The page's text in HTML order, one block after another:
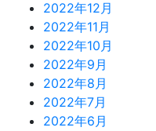
2022年12月
2022年11月
2022年10月
2022年9月
2022年8月
2022年7月
2022年6月